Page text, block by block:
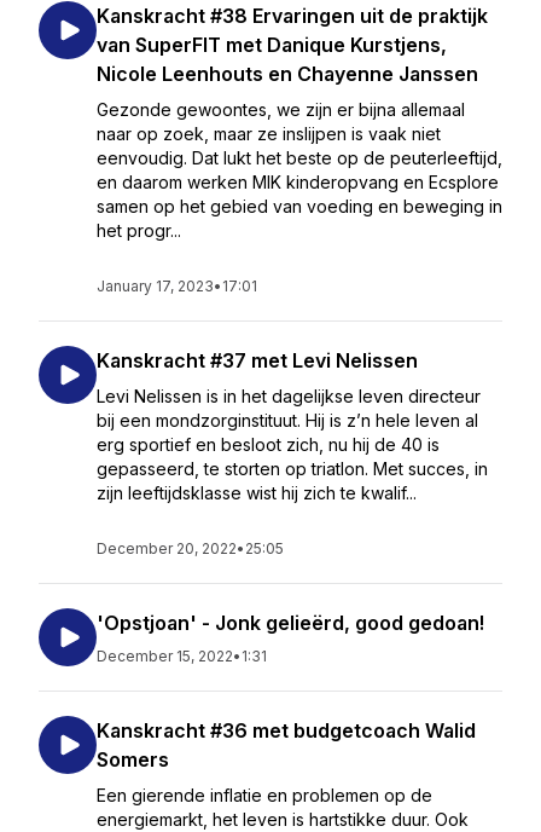
Kanskracht #38 Ervaringen uit de praktijk
van SuperFIT met Danique Kurstjens,
Nicole Leenhouts en Chayenne Janssen
Gezonde gewoontes, we zijn er bijna allemaal
naar op zoek, maar ze inslijpen is vaak niet
eenvoudig. Dat lukt het beste op de peuterleeftijd,
en daarom werken MIK kinderopvang en Ecsplore
samen op het gebied van voeding en beweging in
het progr...
January 17, 2023• 17:01
Kanskracht #37 met Levi Nelissen
Levi Nelissen is in het dagelijkse leven directeur
bij een mondzorginstituut. Hij is z’n hele leven al
erg sportief en besloot zich, nu hij de 40 is
gepasseerd, te storten op triatlon. Met succes, in
zijn leeftijdsklasse wist hij zich te kwalif...
December 20, 2022• 25:05
'Opstjoan' - Jonk gelieërd, good gedoan!
December 15, 2022• 1:31
Kanskracht #36 met budgetcoach Walid
Somers
Een gierende inflatie en problemen op de
energiemarkt, het leven is hartstikke duur. Ook